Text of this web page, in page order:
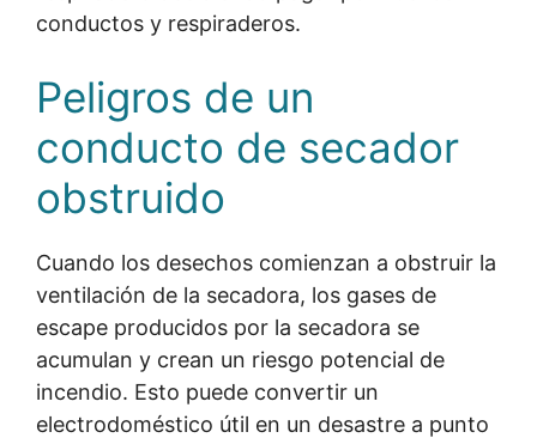
conductos y respiraderos.
Peligros de un
conducto de secador
obstruido
Cuando los desechos comienzan a obstruir la
ventilación de la secadora, los gases de
escape producidos por la secadora se
acumulan y crean un riesgo potencial de
incendio. Esto puede convertir un
electrodoméstico útil en un desastre a punto